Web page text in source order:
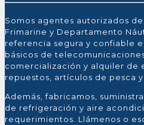
Somos agentes autorizados
Frimarine y Departamento
referencia segura y confiable
básicos de
comercialización y alquiler de
repuestos, artículos de pesca
Además, fabricamos,
de refrigeración y aire
requerimientos. Llámenos o